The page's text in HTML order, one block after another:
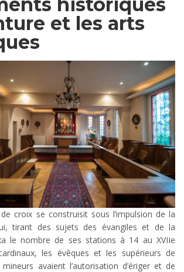
et les arts
croix se construisit sous l’impulsion de la
tirant des sujets des évangiles et de la
le nombre de ses stations à 14 au XVIIe
les évêques et les supérieurs de
avaient l’autorisation d’ériger et de